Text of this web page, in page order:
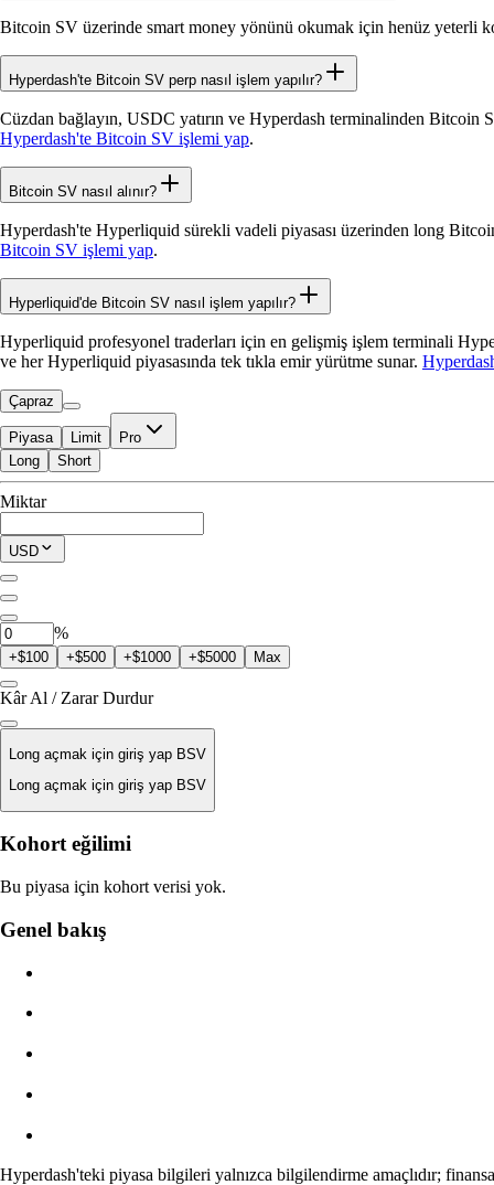
Bitcoin SV üzerinde smart money yönünü okumak için henüz yeterli
Hyperdash'te Bitcoin SV perp nasıl işlem yapılır?
Cüzdan bağlayın, USDC yatırın ve Hyperdash terminalinden
Hyperdash'te Bitcoin SV işlemi yap.
Bitcoin SV nasıl alınır?
Hyperdash'te Hyperliquid sürekli vadeli piyasası üzerinden long
Bitcoin SV işlemi yap.
Hyperliquid'de Bitcoin SV nasıl işlem yapılır?
Hyperliquid profesyonel traderları için en gelişmiş işlem terminali
ve her Hyperliquid piyasasında tek tıkla emir yürütme sunar.
Çapraz
Piyasa Limit Pro
İşleme Uygun
$0.00
Mevcut Pozisyon
Long Short
Miktar
USD
%
+$100 +$500 +$1000 +$5000 Max
Kâr Al / Zarar Durdur
Long açmak için giriş yap BSV
Long açmak için giriş yap BSV
Likidasyon Fiyatı
Yok
0.0450% / 0.0150%
Kohort eğilimi
Bu piyasa için kohort verisi yok.
Genel bakış
Hyperdash'teki piyasa bilgileri yalnızca bilgilendirme amaçlıdır;